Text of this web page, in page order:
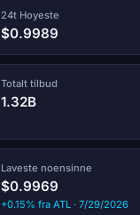
24t Hoyeste
$0.9989
Totalt tilbud
1.32B
Laveste noensinne
$0.9969
+0.15% fra ATL · 7/29/2026